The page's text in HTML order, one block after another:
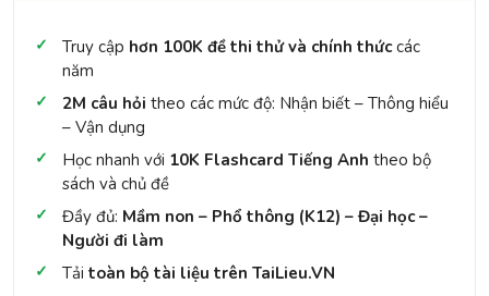
Truy cập hơn 100K đề thi thử và chính thứccác
năm
2M câu hỏi theo các mức độ: Nhận biết – Thông hiểu
– Vận dụng
Học nhanh với 10K Flashcard Tiếng Anh theo bộ
sách và chủ đề
Đầy đủ: Mầm non – Phổ thông (K12) – Đại học –
Người đi làm
Tải toàn bộ tài liệu trên TaiLieu.VN